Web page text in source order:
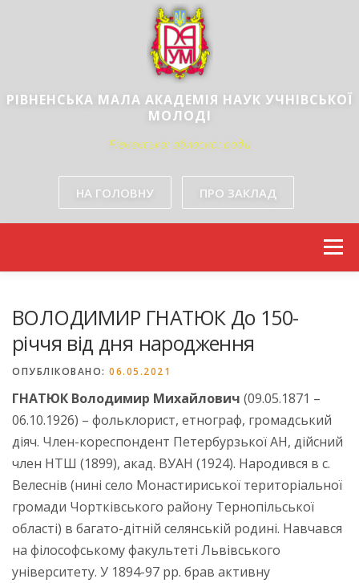
РІВНЕНСЬКА МАЛА АКАДЕМІЯ НАУК УЧНІВСЬКОЇ
МОЛОДІ
Рівненської обласної ради
НА ГОЛОВНУ ПРО ЗАКЛАД
Menu
ВОЛОДИМИР ГНАТЮК До 150-
річчя від дня народження
ОПУБЛІКОВАНО: 06.05.2021
ГНАТЮК Володимир Михайлович (09.05.1871 –
06.10.1926) – фольклорист, етнограф, громадський
діяч. Член-кореспондент Петербурзької АН, дійсний
член НТШ (1899), акад. ВУАН (1924). Народився в с.
Велеснів (нині село Монастириської територіальної
громади Чортківського району Тернопільської
області) в багато-дітній селянській родині. Навчався
на філософському факультеті Львівського
університету. У 1894-97 рр. брав активну